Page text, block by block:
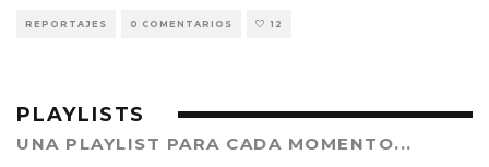
REPORTAJES 0 COMENTARIOS 12
PLAYLISTS
UNA PLAYLIST PARA CADA MOMENTO...